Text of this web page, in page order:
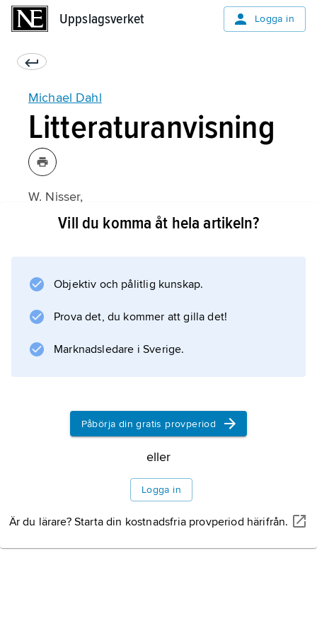
Uppslagsverket Logga in
Michael Dahl
Litteraturanvisning
W. Nisser,
Michael Dahl and the Contemporary Swedish
Information om artikeln
Vill du komma åt hela artikeln?
Objektiv och pålitlig kunskap.
Prova det, du kommer att gilla det!
Marknadsledare i Sverige.
Påbörja din gratis provperiod
eller
Logga in
Är du lärare? Starta din kostnadsfria provperiod härifrån.